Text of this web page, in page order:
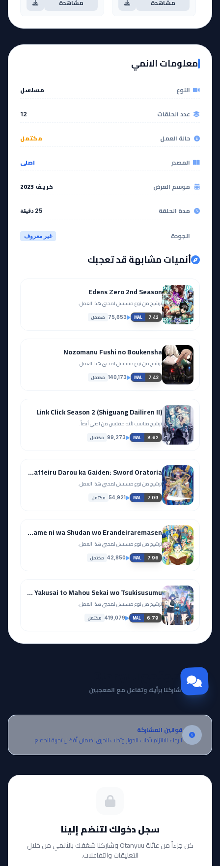
مشاهدة مشاهدة
مشاهدة
آخر حلقة 🔥
12
EP
معلومات الانمي
النوع مسلسل
عدد الحلقات 12
حالة العمل مكتمل
المصدر اصلي
موسم العرض خريف 2023
مدة الحلقة 25 دقيقة
الجودة غير معروف
أنميات مشابهة قد تعجبك
Edens Zero 2nd Season
ترشيح من نوع مسلسل لمحبي هذا العمل.
MAL 7.42
75,653 مكتمل
Nozomanu Fushi no Boukensha
ترشيح من نوع مسلسل لمحبي هذا العمل.
MAL 7.43
140,173 مكتمل
Link Click Season 2 (Shiguang Dailiren II)
ترشيح مناسب لأنه مقتبس من اصلي أيضاً.
MAL 8.62
99,273 مكتمل
Dungeon ni Deai wo Motomeru no wa Machigatteiru Darou ka Gaiden: Sword Oratoria
ترشيح من نوع مسلسل لمحبي هذا العمل.
MAL 7.09
54,921 مكتمل
Honzuki no Gekokujou: Shisho ni Naru Tame ni wa Shudan wo Erandeiraremasen
ترشيح من نوع مسلسل لمحبي هذا العمل.
MAL 7.96
42,850 مكتمل
Kinsou no Vermeil: Gakeppuchi Majutsushi wa Saikyou no Yakusai to Mahou Sekai wo Tsukisusumu
ترشيح من نوع مسلسل لمحبي هذا العمل.
MAL 6.79
419,079 مكتمل
مجتمع Otanyuu
شاركنا برأيك وتفاعل مع المعجبين
قوانين المشاركة
الرجاء الالتزام بآداب الحوار وتجنب الحرق لضمان أفضل تجربة للجميع.
سجل دخولك لتنضم إلينا
كن جزءاً من عائلة Otanyuu وشاركنا شغفك بالأنمي من خلال
التعليقات والتفاعلات.